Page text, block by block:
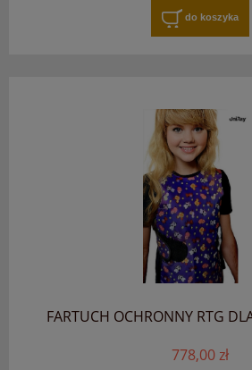
do koszyka
FARTUCH OCHRONNY RTG
778,00 zł